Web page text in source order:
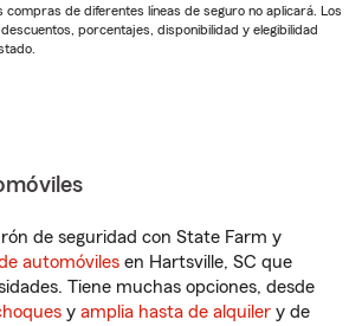
de diferentes líneas de seguro no aplicará. Los
porcentajes, disponibilidad y elegibilidad
de seguridad con State Farm y
automóviles en Hartsville, SC que
Tiene muchas opciones, desde
y amplia hasta de alquiler y de